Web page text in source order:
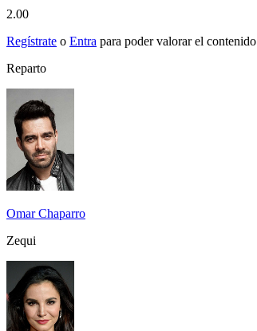
2.00
Regístrate o Entra para poder valorar el contenido
Reparto
Omar Chaparro
Zequi